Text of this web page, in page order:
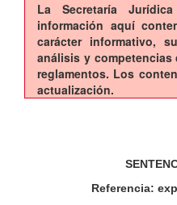
La Secretaría
información aquí
carácter informativo,
análisis y
reglamentos. Los
actualización.
Referencia: